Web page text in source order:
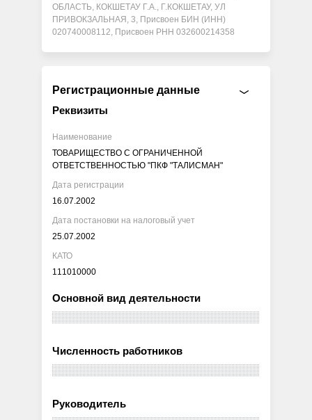
ОБЛАСТЬ, КОКШЕТАУ Г.А., Г.КОКШЕТАУ, УЛ
ПРИВОКЗАЛЬНАЯ, 3, Присвоен БИН (ИНН)
020740008112, Присвоен РНН 032600214358
Регистрационные данные
Реквизиты
Наименование
ТОВАРИЩЕСТВО С ОГРАНИЧЕННОЙ
ОТВЕТСТВЕННОСТЬЮ "ПКФ "ТАЛИСМАН"
Дата регистрации
16.07.2002
Дата постановки на налоговый учет
25.07.2002
КАТО
111010000
Основной вид деятельности
Численность работников
Руководитель